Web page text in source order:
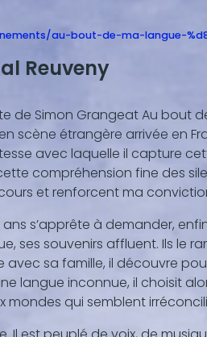
au-bout-de-ma-langue-
Reuveny
scène étrangère arrivée en
avec laquelle il capture
compréhension fine des
et renforcent ma
ans s’apprête à demander,
ses souvenirs affluent. Ils le
sa famille, il découvre
langue inconnue, il choisit
qui semblent